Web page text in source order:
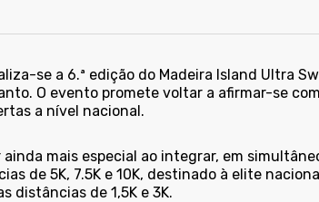
se a 6.ª edição do Madeira Island Ultra
O evento promete voltar a afirmar-se
a nível nacional.
mais especial ao integrar, em
de 5K, 7.5K e 10K, destinado à elite
distâncias de 1,5K e 3K.